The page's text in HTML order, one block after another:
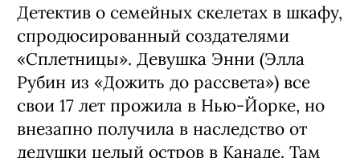
Детектив о семейных скелетах в шкафу,
спродюсированный создателями
«Сплетницы». Девушка Энни (Элла
Рубин из «Дожить до рассвета») все
свои 17 лет прожила в Нью-Йорке, но
внезапно получила в наследство от
дедушки целый остров в Канаде. Там